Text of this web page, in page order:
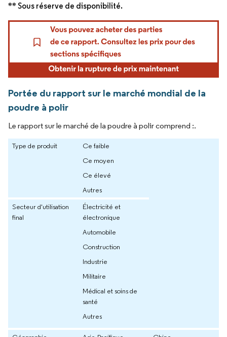
** Sous réserve de disponibilité.
Portée du rapport sur le marché mondial de la
poudre à polir
Le rapport sur le marché de la poudre à polir comprend :.
Type de produit
Ce faible
Ce moyen
Ce élevé
Autres
Secteur d'utilisation
final
Électricité et
électronique
Automobile
Construction
Industrie
Militaire
Médical et soins de
santé
Autres